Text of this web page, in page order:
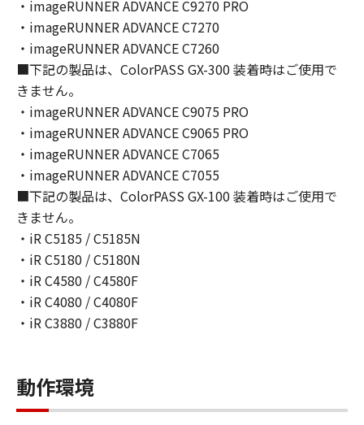
できます。
(1)-2. お客様は、「更新データ」を、お客様の
コンピューターおよび「プリンター」において
使用（「使用」とは、「更新データ」をコンピ
ューターまたは「プリンター」の固定記憶装置
上にインストールすること、並びにコンピュー
ターまたは「プリンター」において表示するこ
と、アクセスすること、読み出すこと、もしく
は実行することのいずれも含むものとしま
す。）することができます。
(1)-3. お客様は、「コンテンツデータ」を、お
客様のコンピューターにおいて使用（「使用」
とは、「コンテンツデータ」をコンピューター
の固定記憶装置上に保存すること、またはコン
ピューターにおいて表示することをいいま
す。）し、複製することができます。お客様
は、「コンテンツデータ」を頒布、再許諾、レ
印刷し、印刷されたそれらのもの（以下、「印
刷物」といいます。）を、お客様自身による非
・imageRUNNER ADVANCE C9270 PRO
・imageRUNNER ADVANCE C7270
・imageRUNNER ADVANCE C7260
■下記の製品は、ColorPASS GX-300 装着時はご使用で
きません。
・imageRUNNER ADVANCE C9075 PRO
・imageRUNNER ADVANCE C9065 PRO
・imageRUNNER ADVANCE C7065
・imageRUNNER ADVANCE C7055
■下記の製品は、ColorPASS GX-100 装着時はご使用で
きません。
・iR C5185 / C5185N
・iR C5180 / C5180N
・iR C4580 / C4580F
・iR C4080 / C4080F
・iR C3880 / C3880F
動作環境